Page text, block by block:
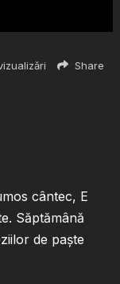
Share
cântec, E
Săptămână
de paște